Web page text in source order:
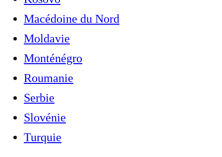
Macédoine du Nord
Moldavie
Monténégro
Roumanie
Serbie
Slovénie
Turquie